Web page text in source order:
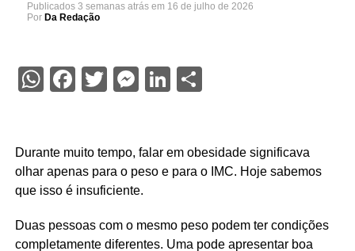
Publicados 3 semanas atrás em 16 de julho de 2026
Por Da Redação
WhatsApp
Facebook
Twitter
Messenger
LinkedIn
Share
Durante muito tempo, falar em obesidade significava
olhar apenas para o peso e para o IMC. Hoje sabemos
que isso é insuficiente.
Duas pessoas com o mesmo peso podem ter condições
completamente diferentes. Uma pode apresentar boa